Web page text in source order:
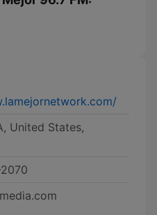
United States,